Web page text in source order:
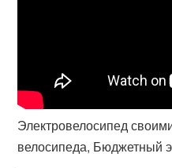
Электровелосипед
велосипеда, Бюджетный